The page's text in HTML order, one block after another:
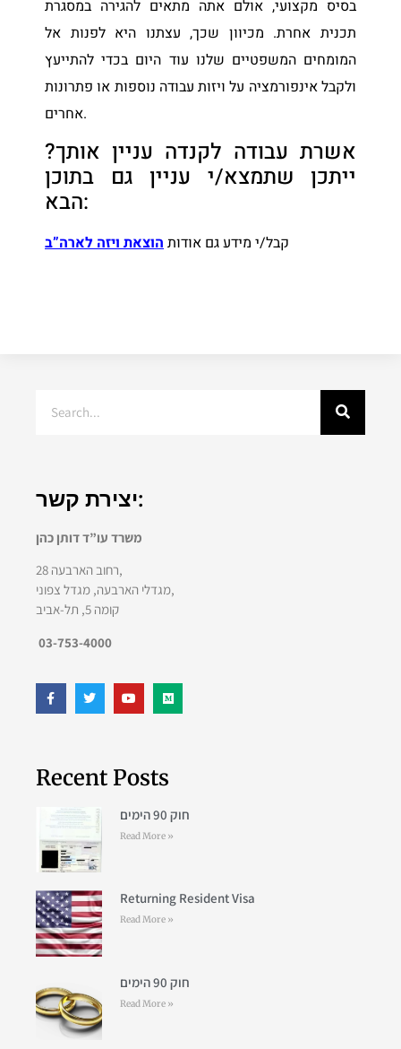
בסיס מקצועי, אולם אתה מתאים להגירה במסגרת
תכנית אחרת. מכיוון שכך, עצתנו היא לפנות אל
המומחים המשפטיים שלנו עוד היום בכדי להתייעץ
ולקבל אינפורמציה על ויזות עבודה נוספות או פתרונות
אחרים.
אשרת עבודה לקנדה עניין אותך?
ייתכן שתמצא/י עניין גם בתוכן
הבא:
קבל/י מידע גם אודותהוצאת ויזה לארה”ב
יצירת קשר:
משרד עו”ד דותן כהן
רחוב הארבעה 28,
מגדלי הארבעה, מגדל צפוני,
קומה 5, תל-אביב
03-753-4000
Recent Posts
חוק 90 הימים
Read More »
Returning Resident Visa
Read More »
חוק 90 הימים
Read More »